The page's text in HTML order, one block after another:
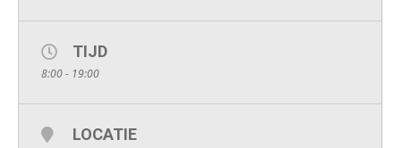
TIJD
8:00 - 19:00
LOCATIE